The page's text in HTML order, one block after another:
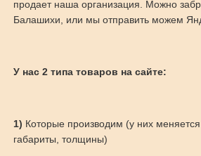
продает наша организация. Можно
Балашихи, или мы отправить можем
У нас 2 типа товаров на сайте:
1) Которые производим (у них меняется
габариты, толщины)